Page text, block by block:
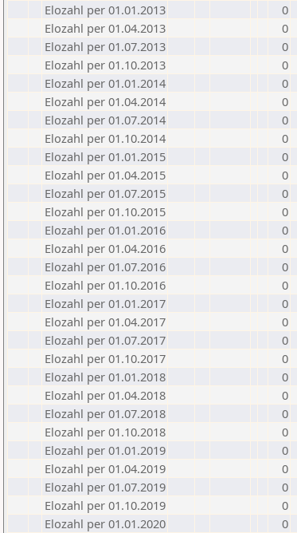
Elozahl per 01.01.2013
0
Elozahl per 01.04.2013
0
Elozahl per 01.07.2013
0
Elozahl per 01.10.2013
0
Elozahl per 01.01.2014
0
Elozahl per 01.04.2014
0
Elozahl per 01.07.2014
0
Elozahl per 01.10.2014
0
Elozahl per 01.01.2015
0
Elozahl per 01.04.2015
0
Elozahl per 01.07.2015
0
Elozahl per 01.10.2015
0
Elozahl per 01.01.2016
0
Elozahl per 01.04.2016
0
Elozahl per 01.07.2016
0
Elozahl per 01.10.2016
0
Elozahl per 01.01.2017
0
Elozahl per 01.04.2017
0
Elozahl per 01.07.2017
0
Elozahl per 01.10.2017
0
Elozahl per 01.01.2018
0
Elozahl per 01.04.2018
0
Elozahl per 01.07.2018
0
Elozahl per 01.10.2018
0
Elozahl per 01.01.2019
0
Elozahl per 01.04.2019
0
Elozahl per 01.07.2019
0
Elozahl per 01.10.2019
0
Elozahl per 01.01.2020
0